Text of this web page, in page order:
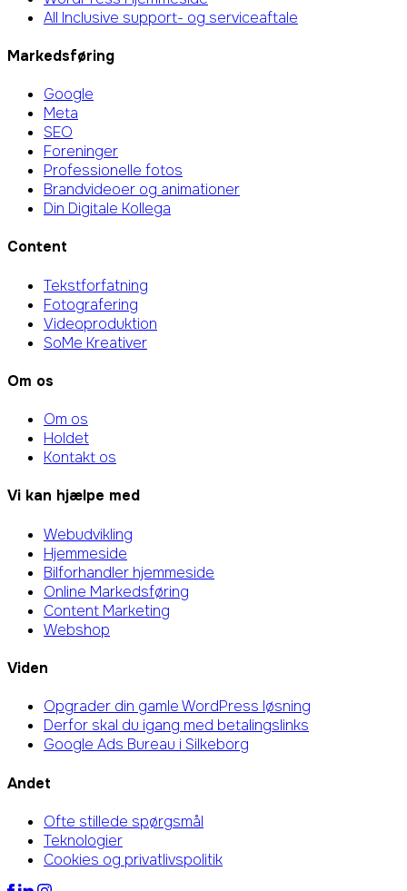
All Inclusive support- og serviceaftale
Markedsføring
Google
Meta
SEO
Foreninger
Professionelle fotos
Brandvideoer og animationer
Din Digitale Kollega
Content
Tekstforfatning
Fotografering
Videoproduktion
SoMe Kreativer
Om os
Om os
Holdet
Kontakt os
Vi kan hjælpe med
Webudvikling
Hjemmeside
Bilforhandler hjemmeside
Online Markedsføring
Content Marketing
Webshop
Viden
Opgrader din gamle WordPress løsning
Derfor skal du igang med betalingslinks
Google Ads Bureau i Silkeborg
Andet
Ofte stillede spørgsmål
Teknologier
Cookies og privatlivspolitik